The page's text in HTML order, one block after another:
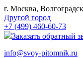
г. Москва,
Другой город
+7 (499) 460-60-73
Заказать обратный
info@svoy-pitomnik.ru